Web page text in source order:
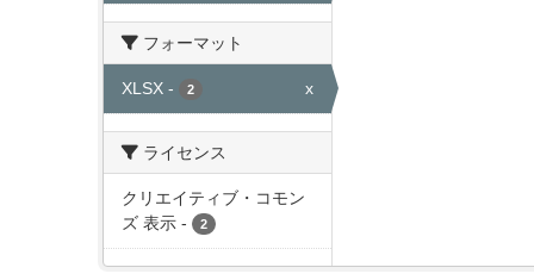
フォーマット
XLSX - 2 x
ライセンス
クリエイティブ・コモン
ズ 表示 - 2